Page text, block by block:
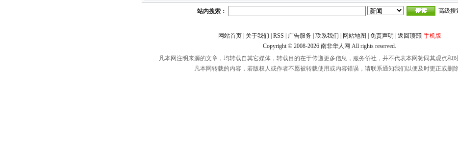
站内搜索： 高级搜
网站首页| 关于我们 RSS 广告服务 联系我们 网站地图 免责声明 返回顶部| 手机版
Copyright © 2008-2026 南非华人网 All rights reserved.
凡本网注明来源的文章，均转载自其它媒体，转载目的在于传递更多信息，服务侨社，并不代表本网赞同其观点和对
凡本网转载的内容，若版权人或作者不愿被转载使用或内容错误，请联系通知我们以便及时更正或删除